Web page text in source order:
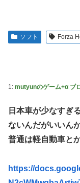
韓国人「韓国が
チンチクリンに
女芸人の吉住さ
たと判明ｗｗｗ
【動画】タイの
お前ら「日本も
海外「日本なん
だ米が売れず「
【避難所】キッ
感じていた」→
いう批判は害悪
ソフト Forza
1: mutyunのゲーム+α ブ
日本車が少なすぎ
ないんだがいいん
普通は軽自動車と
https://